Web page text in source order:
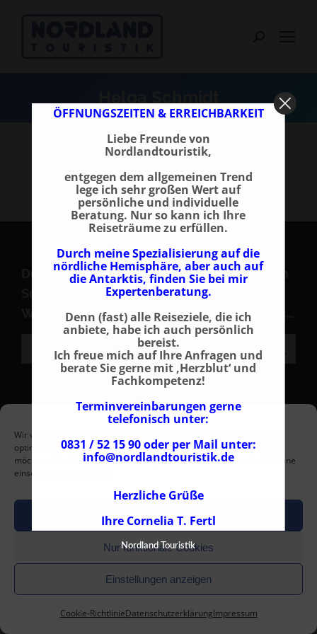
Wir verwenden Cookies, um unsere Website und unseren Service zu
optimieren. Hier können Sie auswählen, welche Cookies Sie zulassen
möchten. Sie können diese Auswahl jederzeit unter der Cookie-Richtline
einsehen und abändern.
Cookies akzeptieren
Nur funktionale Cookies
Einstellungen anzeigen
Cookie-RichtlinieDatenschutzerklärungImpressum
Durchsuchen Sie unsere Reisen nach einem
Suchbegriff! z. B. Nordlichter, Silvester,
Weihnachten, Schiffsreisen, Snowmobil etc…
NPT Norway ProTravel GmbH 2004 - 2026 |Leografix - Grafik
Impressum - AGB - Datenschutz - Cookie-Richtlinie
ÖFFNUNGSZEITEN & ERREICHBARKEIT
Liebe Freunde von
Nordlandtouristik,
entgegen dem allgemeinen Trend
lege ich sehr großen Wert auf
persönliche und individuelle
Beratung. Nur so kann ich Ihre
Reiseträume zu erfüllen.
Durch meine Spezialisierung auf die
nördliche Hemisphäre, aber auch auf
die Antarktis, finden Sie bei mir
Expertenberatung.
Denn (fast) alle Reiseziele, die ich
anbiete, habe ich auch persönlich
bereist.
Ich freue mich auf Ihre Anfragen und
berate Sie gerne mit ‚Herzblut‘ und
Fachkompetenz!
Terminvereinbarungen gerne
telefonisch unter:
0831 / 52 15 90 oder per Mail unter:
info@nordlandtouristik.de
Herzliche Grüße
Ihre Cornelia T. Fertl
Nordland Touristik